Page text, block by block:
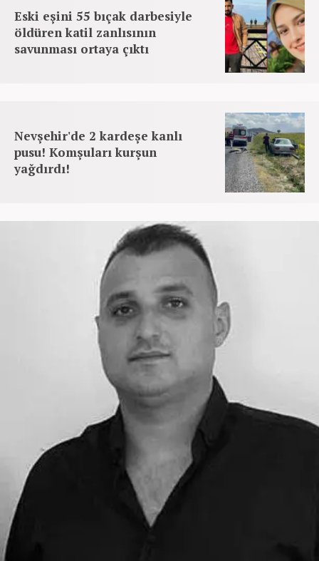
Eski eşini 55 bıçak darbesiyle
öldüren katil zanlısının
savunması ortaya çıktı
Nevşehir'de 2 kardeşe kanlı
pusu! Komşuları kurşun
yağdırdı!